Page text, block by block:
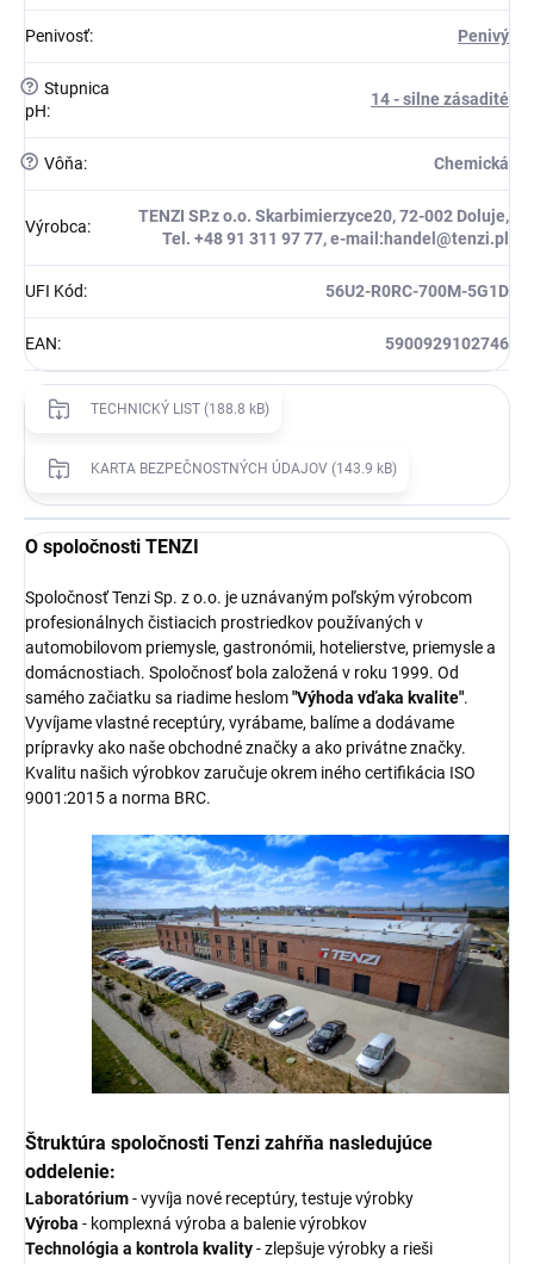
Penivosť: Penivý
? Stupnica
pH:
14 - silne zásadité
? Vôňa: Chemická
Výrobca:
TENZI SP.z o.o. Skarbimierzyce20, 72-002 Doluje,
Tel. +48 91 311 97 77, e-mail:handel@tenzi.pl
UFI Kód: 56U2-R0RC-700M-5G1D
EAN: 5900929102746
TECHNICKÝ LIST (188.8 kB)
KARTA BEZPEČNOSTNÝCH ÚDAJOV (143.9 kB)
O spoločnosti TENZI
Spoločnosť Tenzi Sp. z o.o. je uznávaným poľským výrobcom
profesionálnych čistiacich prostriedkov používaných v
automobilovom priemysle, gastronómii, hotelierstve, priemysle a
domácnostiach. Spoločnosť bola založená v roku 1999. Od
samého začiatku sa riadime heslom"Výhoda vďaka kvalite".
Vyvíjame vlastné receptúry, vyrábame, balíme a dodávame
prípravky ako naše obchodné značky a ako privátne značky.
Kvalitu našich výrobkov zaručuje okrem iného certifikácia ISO
9001:2015 a norma BRC.
Štruktúra spoločnosti Tenzi zahŕňa nasledujúce
oddelenie:
Laboratórium- vyvíja nové receptúry, testuje výrobky
Výroba - komplexná výroba a balenie výrobkov
Technológia a kontrola kvality- zlepšuje výrobky a rieši